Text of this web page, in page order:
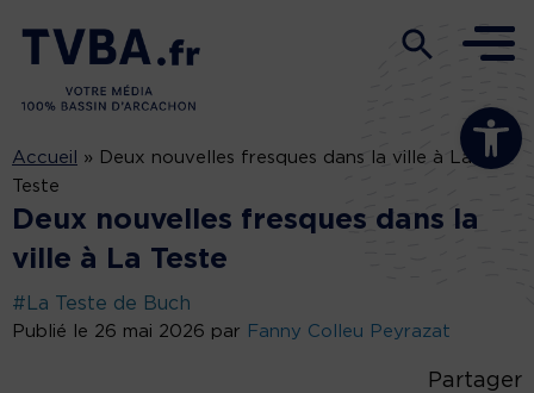
Ouvrir la
Accueil »
Deux nouvelles fresques dans la ville à La
Teste
Deux nouvelles fresques dans la
ville à La Teste
#La Teste de Buch
Publié le 26 mai 2026 par Fanny Colleu Peyrazat
Partager